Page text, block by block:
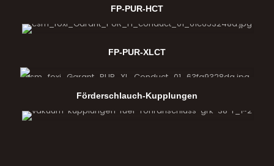
FP-PUR-HCT
FP-PUR-XLCT
Förderschlauch-Kupplungen